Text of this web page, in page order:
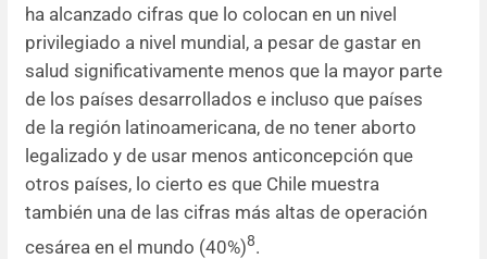
ha alcanzado cifras que lo colocan en un nivel
privilegiado a nivel mundial, a pesar de gastar en
salud significativamente menos que la mayor parte
de los países desarrollados e incluso que países
de la región latinoamericana, de no tener aborto
legalizado y de usar menos anticoncepción que
otros países, lo cierto es que Chile muestra
también una de las cifras más altas de operación
cesárea en el mundo (40%)8.